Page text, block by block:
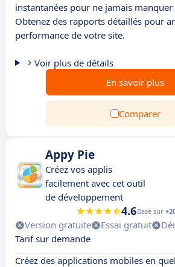
instantanées pour ne jamais manquer
Obtenez des rapports détaillés pour
performance de votre site.
Voir plus de détails
En savoir plus
Comparer
Appy Pie
Créez vos applis
facilement avec cet outil
de développement
4.6Basé sur
Version gratuite Essai gratuit
Tarif sur demande
Créez des applications mobiles en